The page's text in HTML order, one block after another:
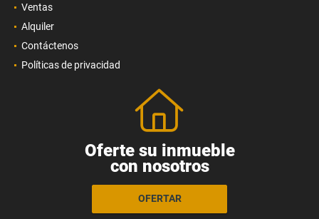
Ventas
Alquiler
Contáctenos
Políticas de privacidad
Oferte su inmueble
con nosotros
OFERTAR